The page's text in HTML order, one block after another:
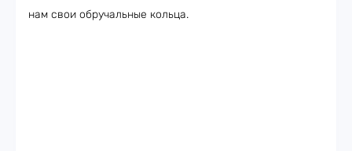
нам свои обручальные кольца.